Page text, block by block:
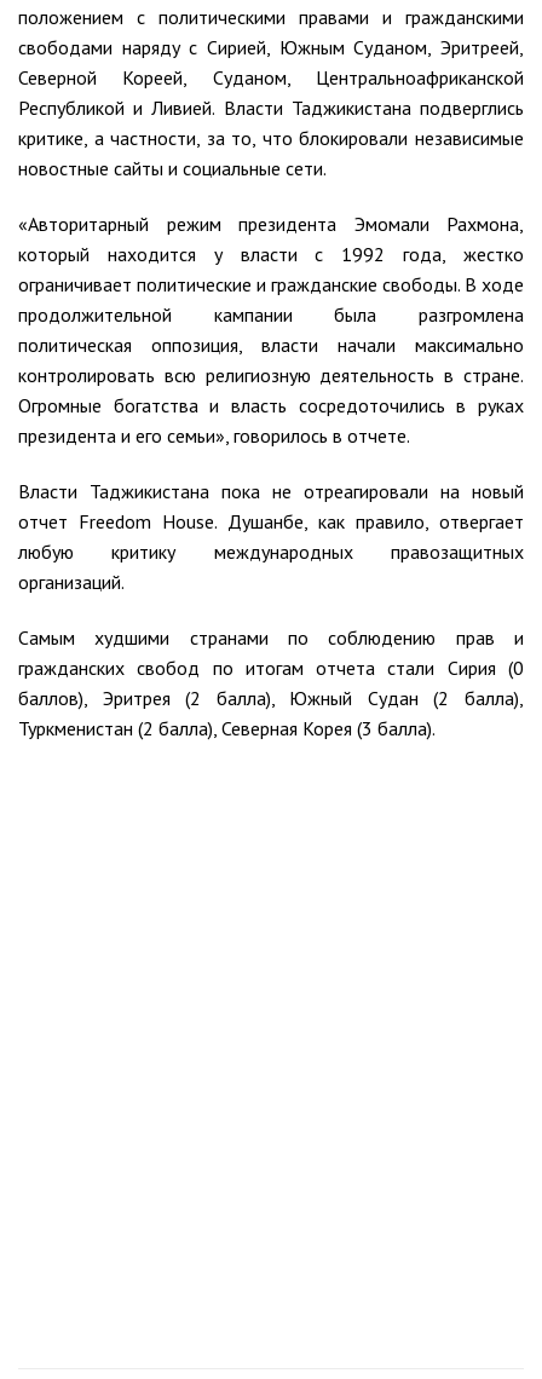
положением с политическими правами и гражданскими
свободами наряду с Сирией, Южным Суданом, Эритреей,
Северной Кореей, Суданом, Центральноафриканской
Республикой и Ливией. Власти Таджикистана подверглись
критике, а частности, за то, что блокировали независимые
новостные сайты и социальные сети.
«Авторитарный режим президента Эмомали Рахмона,
который находится у власти с 1992 года, жестко
ограничивает политические и гражданские свободы. В ходе
продолжительной кампании была разгромлена
политическая оппозиция, власти начали максимально
контролировать всю религиозную деятельность в стране.
Огромные богатства и власть сосредоточились в руках
президента и его семьи», говорилось в отчете.
Власти Таджикистана пока не отреагировали на новый
отчет Freedom House. Душанбе, как правило, отвергает
любую критику международных правозащитных
организаций.
Самым худшими странами по соблюдению прав и
гражданских свобод по итогам отчета стали Сирия (0
баллов), Эритрея (2 балла), Южный Судан (2 балла),
Туркменистан (2 балла), Северная Корея (3 балла).